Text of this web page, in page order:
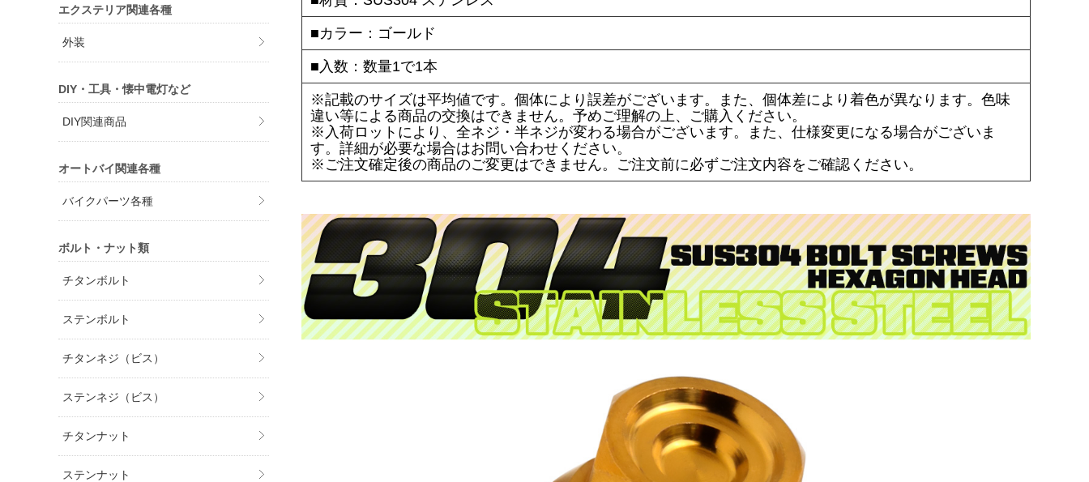
■カラー：ゴールド
■入数：数量1で1本
※記載のサイズは平均値です。個体により誤差がございます。また、個体差により着色が異なります。色味
違い等による商品の交換はできません。予めご理解の上、ご購入ください。
※入荷ロットにより、全ネジ・半ネジが変わる場合がございます。また、仕様変更になる場合がございま
す。詳細が必要な場合はお問い合わせください。
※ご注文確定後の商品のご変更はできません。ご注文前に必ずご注文内容をご確認ください。
エクステリア関連各種
外装
DIY・工具・懐中電灯など
DIY関連商品
オートバイ関連各種
バイクパーツ各種
ボルト・ナット類
チタンボルト
ステンボルト
チタンネジ（ビス）
ステンネジ（ビス）
チタンナット
ステンナット